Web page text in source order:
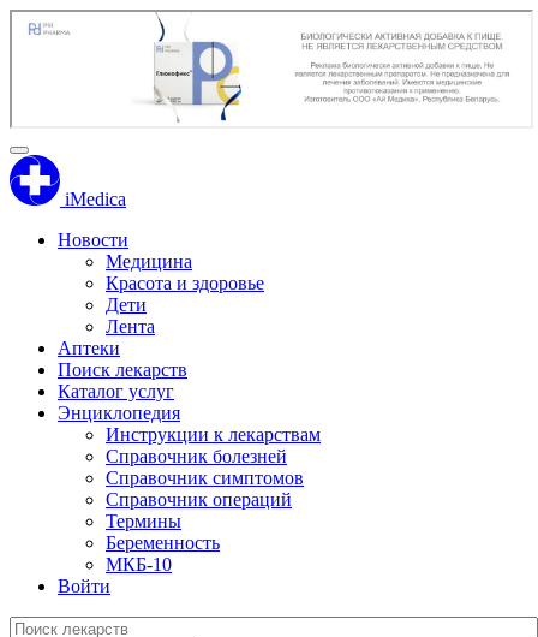
iMedica
Новости
Медицина
Красота и здоровье
Дети
Лента
Аптеки
Поиск лекарств
Каталог услуг
Энциклопедия
Инструкции к лекарствам
Справочник болезней
Справочник симптомов
Справочник операций
Термины
Беременность
МКБ-10
Войти